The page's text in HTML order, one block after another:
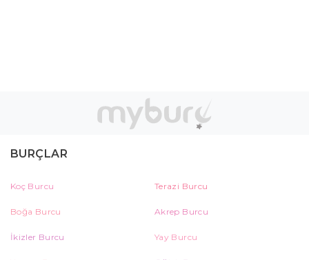
BURÇLAR
Koç Burcu Terazi Burcu
Boğa Burcu Akrep Burcu
İkizler Burcu Yay Burcu